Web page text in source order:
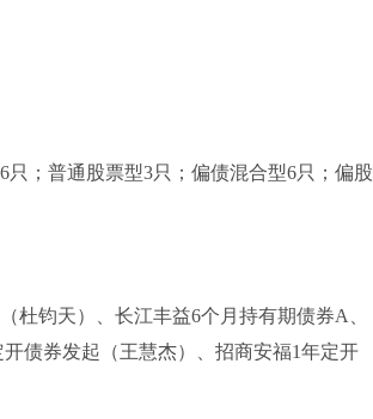
；普通股票型3只；偏债混合型6只；偏股
杜钧天）、长江丰益6个月持有期债券A、
债券发起（王慧杰）、招商安福1年定开